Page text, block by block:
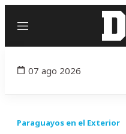
Menú
07 ago 2026
Paraguayos en el Exterior